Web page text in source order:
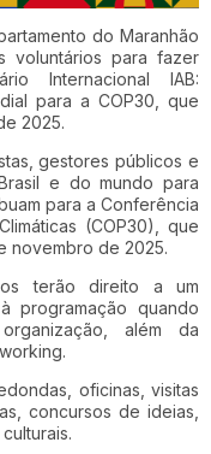
do Maranhão
voluntários para fazer
Internacional IAB:
para a COP30, que
2025.
gestores públicos e
e do mundo para
para a Conferência
(COP30), que
novembro de 2025.
terão direito a um
programação quando
além da
oficinas, visitas
concursos de ideias,